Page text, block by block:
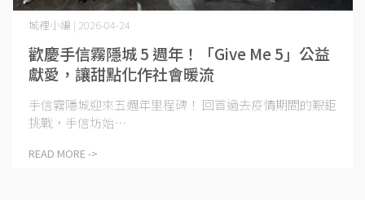
歡慶手信霧隱城 5 週年！「Give Me 5」公益
獻愛，讓甜點化作社會暖流
城裡小編 | 2026-04-24
手信霧隱城迎來五週年里程碑！ 回首過去疫情期間的艱鉅
挑戰，手信坊始⋯
READ MORE ->